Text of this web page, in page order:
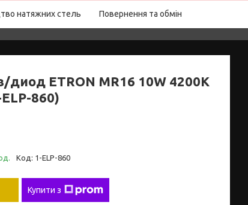
натяжних стель Повернення та обмін
диод ETRON MR16 10W 4200K
860)
Код: 1-ELP-860
Купити з